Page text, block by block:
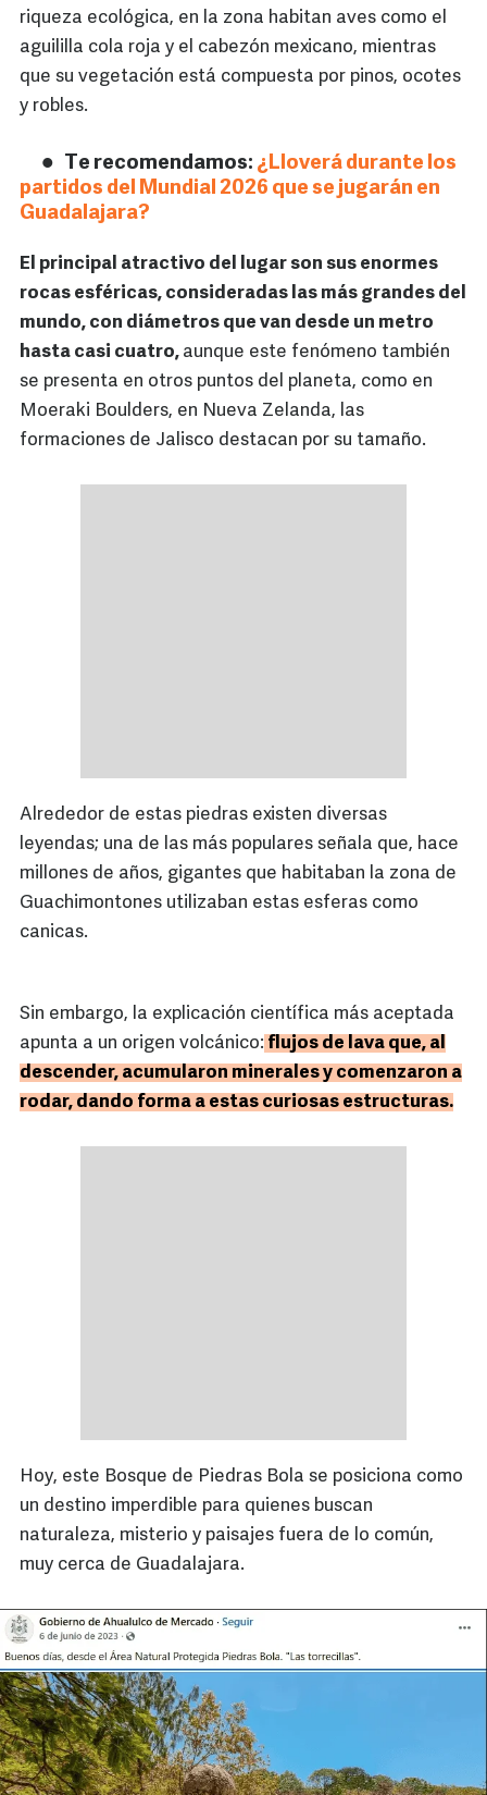
riqueza ecológica, en la zona habitan aves como el
aguililla cola roja y el cabezón mexicano, mientras
que su vegetación está compuesta por pinos, ocotes
y robles.
Te recomendamos: ¿Lloverá durante los
partidos del Mundial 2026 que se jugarán en
Guadalajara?
El principal atractivo del lugar son sus enormes
rocas esféricas, consideradas las más grandes del
mundo, con diámetros que van desde un metro
hasta casi cuatro, aunque este fenómeno también
se presenta en otros puntos del planeta, como en
Moeraki Boulders, en Nueva Zelanda, las
formaciones de Jalisco destacan por su tamaño.
Alrededor de estas piedras existen diversas
leyendas; una de las más populares señala que, hace
millones de años, gigantes que habitaban la zona de
Guachimontones utilizaban estas esferas como
canicas.
Sin embargo, la explicación científica más aceptada
apunta a un origen volcánico: flujos de lava que, al
descender, acumularon minerales y comenzaron a
rodar, dando forma a estas curiosas estructuras.
Hoy, este Bosque de Piedras Bola se posiciona como
un destino imperdible para quienes buscan
naturaleza, misterio y paisajes fuera de lo común,
muy cerca de Guadalajara.